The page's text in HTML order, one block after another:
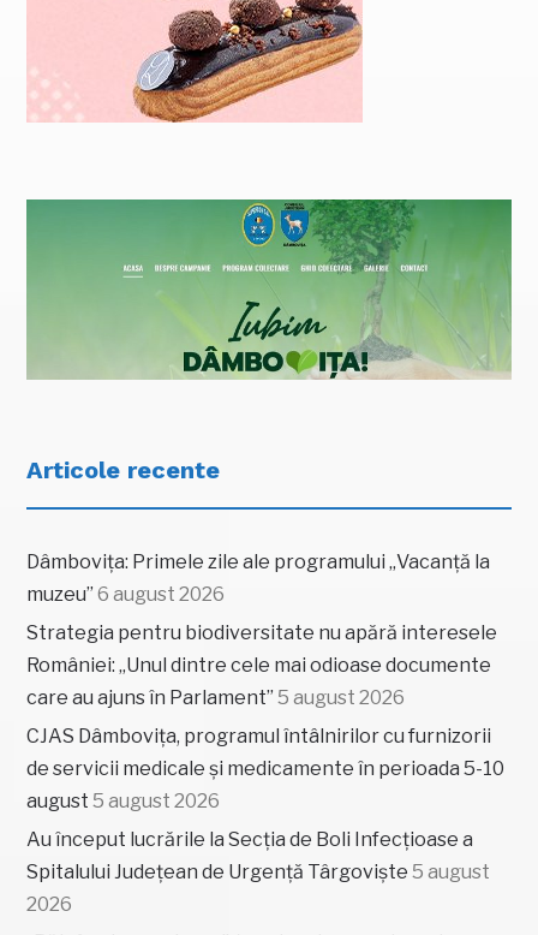
Articole recente
Dâmbovița: Primele zile ale programului „Vacanță la
muzeu” 6 august 2026
Strategia pentru biodiversitate nu apără interesele
României: „Unul dintre cele mai odioase documente
care au ajuns în Parlament” 5 august 2026
CJAS Dâmbovița, programul întâlnirilor cu furnizorii
de servicii medicale și medicamente în perioada 5-10
august 5 august 2026
Au început lucrările la Secția de Boli Infecțioase a
Spitalului Județean de Urgență Târgoviște 5 august
2026